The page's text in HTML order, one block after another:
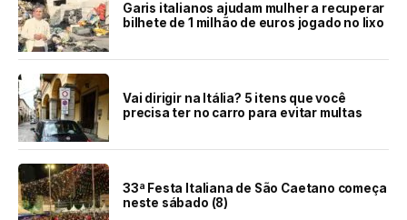
Garis italianos ajudam mulher a recuperar
bilhete de 1 milhão de euros jogado no lixo
Vai dirigir na Itália? 5 itens que você
precisa ter no carro para evitar multas
33ª Festa Italiana de São Caetano começa
neste sábado (8)